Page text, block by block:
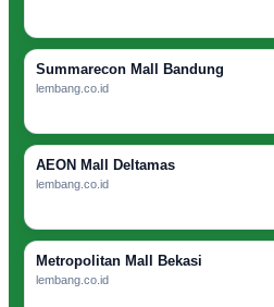
Summarecon Mall Bandung
lembang.co.id
AEON Mall Deltamas
lembang.co.id
Metropolitan Mall Bekasi
lembang.co.id